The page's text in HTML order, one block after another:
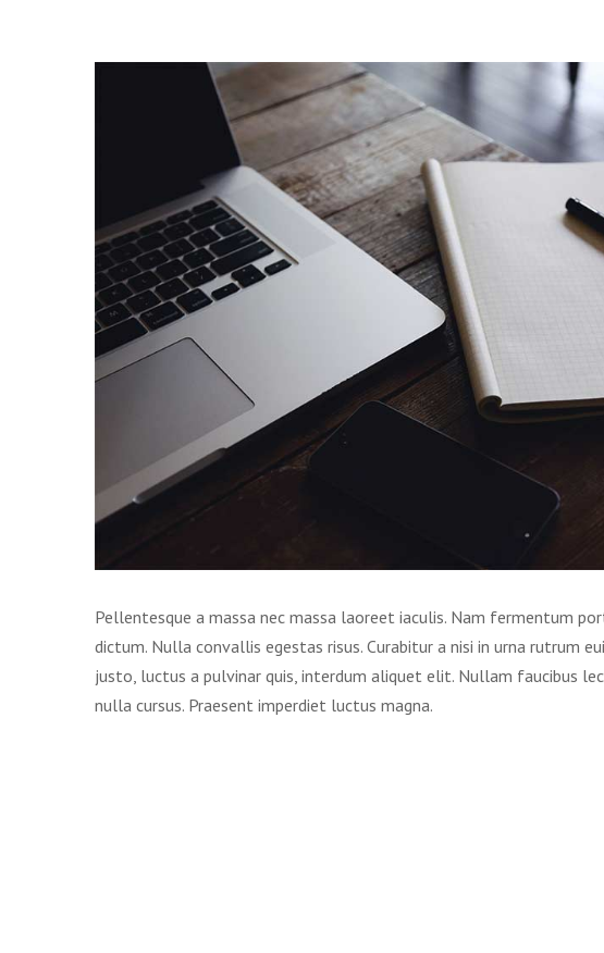
Pellentesque a massa nec massa laoreet iaculis. Nam fermentum
dictum. Nulla convallis egestas risus. Curabitur a nisi in urna rutrum
justo, luctus a pulvinar quis, interdum aliquet elit. Nullam faucibus
nulla cursus. Praesent imperdiet luctus magna.